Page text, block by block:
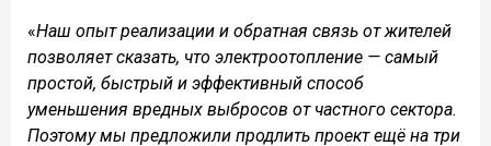
«Наш опыт реализации и обратная связь от жителей
позволяет сказать, что электроотопление — самый
простой, быстрый и эффективный способ
уменьшения вредных выбросов от частного сектора.
Поэтому мы предложили продлить проект ещё на три